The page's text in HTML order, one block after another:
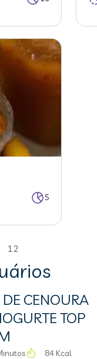
5
12
DE CENOURA
TOP
84 Kcal